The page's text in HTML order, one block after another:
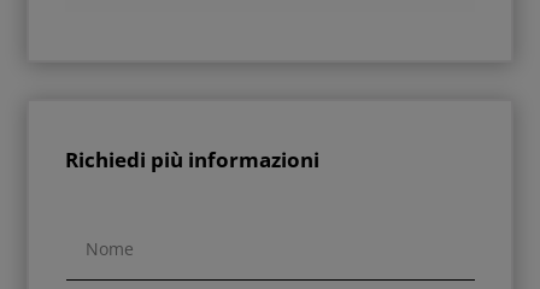
Richiedi più informazioni